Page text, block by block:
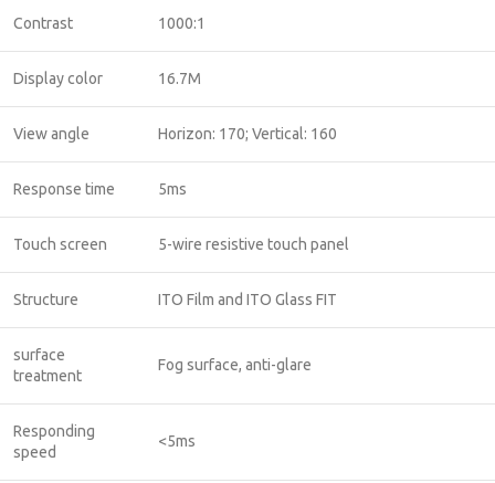
Contrast 1000:1
Display color 16.7M
View angle Horizon: 170; Vertical: 160
Response time 5ms
Touch screen 5-wire resistive touch panel
Structure ITO Film and ITO Glass FIT
surface
treatment
Fog surface, anti-glare
Responding
speed
<5ms